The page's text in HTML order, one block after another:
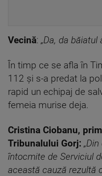
Vecină: „Da, da băiatul
În timp ce se afla în
112 şi s-a predat la
rapid un echipaj de
femeia murise deja.
Cristina Ciobanu,
Tribunalului Gorj:
întocmite de Serviciul
această cauză rezultă